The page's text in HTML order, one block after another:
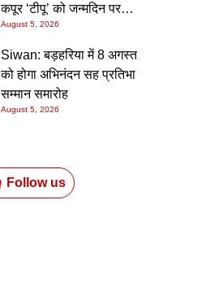
कपूर ‘टीपू’ को जन्मदिन पर
मिली शुभकामनाओं की सौगात
August 5, 2026
Siwan: बड़हरिया में 8 अगस्त
को होगा अभिनंदन सह प्रतिभा
सम्मान समारोह
August 5, 2026
Follow us